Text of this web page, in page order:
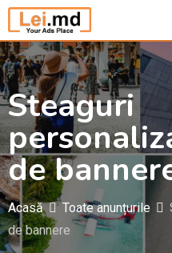
Săriți
la
conținut
Steaguri
de
Acasă Toate anunțurile
de bannere